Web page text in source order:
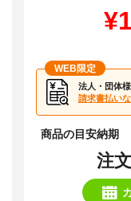
WEB限定
法人・団体
請求書払い
商品の目安納期
注